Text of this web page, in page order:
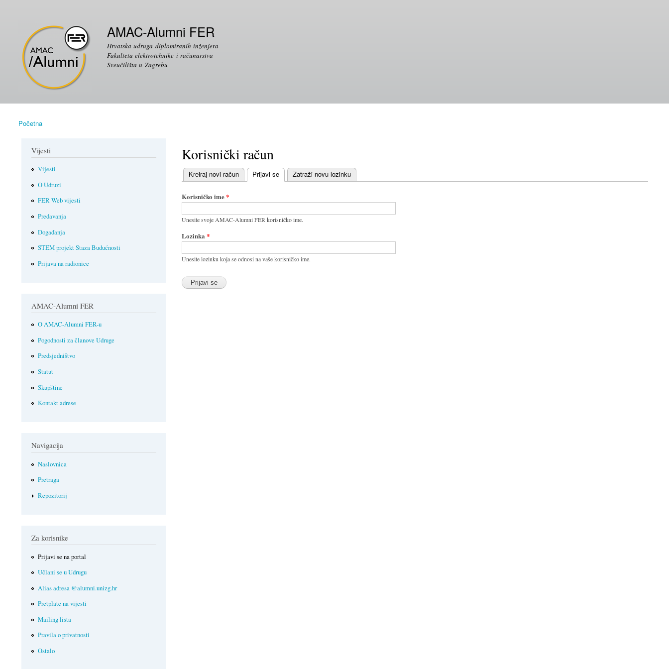
AMAC-Alumni FER
Hrvatska udruga diplomiranih inženjera
Fakulteta elektrotehnike i računarstva
Sveučilišta u Zagrebu
Vi ste ovdje
Početna
Korisnički račun
Primarni tabovi
Kreiraj novi račun Prijavi se
(aktivni tab) Zatraži novu lozinku
Korisničko ime*
Unesite svoje AMAC-Alumni FER korisničko ime.
Lozinka *
Unesite lozinku koja se odnosi na vaše korisničko ime.
Vijesti
Vijesti
O Udruzi
FER Web vijesti
Predavanja
Događanja
STEM projekt Staza Budućnosti
Prijava na radionice
AMAC-Alumni FER
O AMAC-Alumni FER-u
Pogodnosti za članove Udruge
Predsjedništvo
Statut
Skupštine
Kontakt adrese
Navigacija
Naslovnica
Pretraga
Repozitorij
Za korisnike
Prijavi se na portal
Učlani se u Udrugu
Alias adresa @alumni.unizg.hr
Pretplate na vijesti
Mailing lista
Pravila o privatnosti
Ostalo